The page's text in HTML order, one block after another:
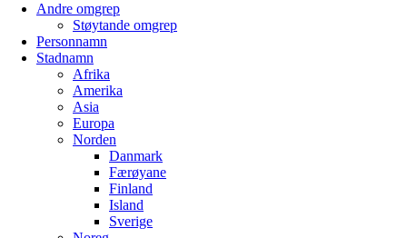
Andre omgrep
Støytande omgrep
Personnamn
Stadnamn
Afrika
Amerika
Asia
Europa
Norden
Danmark
Færøyane
Finland
Island
Sverige